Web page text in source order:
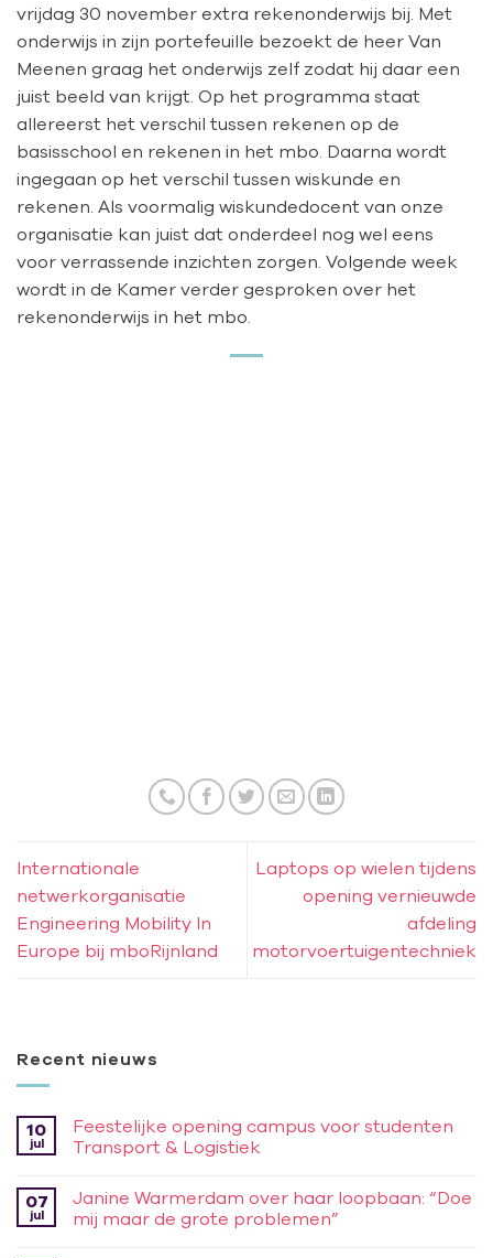
vrijdag 30 november extra rekenonderwijs bij. Met
onderwijs in zijn portefeuille bezoekt de heer Van
Meenen graag het onderwijs zelf zodat hij daar een
juist beeld van krijgt. Op het programma staat
allereerst het verschil tussen rekenen op de
basisschool en rekenen in het mbo. Daarna wordt
ingegaan op het verschil tussen wiskunde en
rekenen. Als voormalig wiskundedocent van onze
organisatie kan juist dat onderdeel nog wel eens
voor verrassende inzichten zorgen. Volgende week
wordt in de Kamer verder gesproken over het
rekenonderwijs in het mbo.
Internationale
netwerkorganisatie
Engineering Mobility In
Europe bij mboRijnland
Laptops op wielen tijdens
opening vernieuwde
afdeling
motorvoertuigentechniek
Recent nieuws
10
jul
Feestelijke opening campus voor studenten
Transport & Logistiek
07
jul
Janine Warmerdam over haar loopbaan: “Doe
mij maar de grote problemen”